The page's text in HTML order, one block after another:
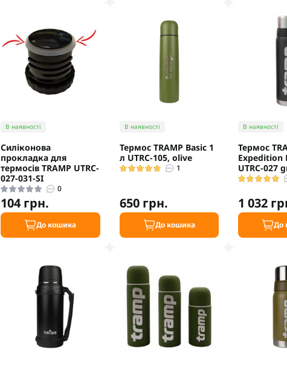
В наявності
Силіконова
прокладка для
термосів TRAMP UTRC-
027-031-SI
0
104 грн.
До кошика
В наявності
Термос TRAMP Basic 1
л UTRC-105, olive
1
650 грн.
До кошика
В наявності
Термос
Expedition
UTRC-027
1 032
До